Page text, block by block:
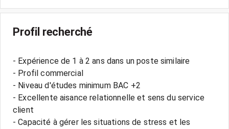
Profil recherché
- Expérience de 1 à 2 ans dans un poste similaire
- Profil commercial
- Niveau d'études minimum BAC +2
- Excellente aisance relationnelle et sens du service
client
- Capacité à gérer les situations de stress et les